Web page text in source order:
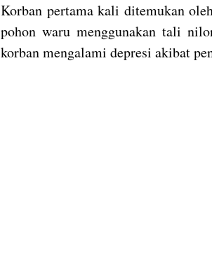
Korban pertama kali ditemukan
pohon waru menggunakan tali
korban mengalami depresi akibat